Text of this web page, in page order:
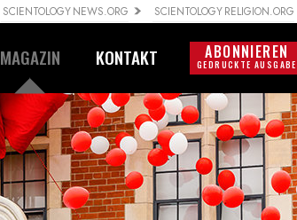
SCIENTOLOGY NEWS.ORG SCIENTOLOGY RELIGION.ORG
MAGAZIN KONTAKT ABONNIEREN
GEDRUCKTE AUSGABE